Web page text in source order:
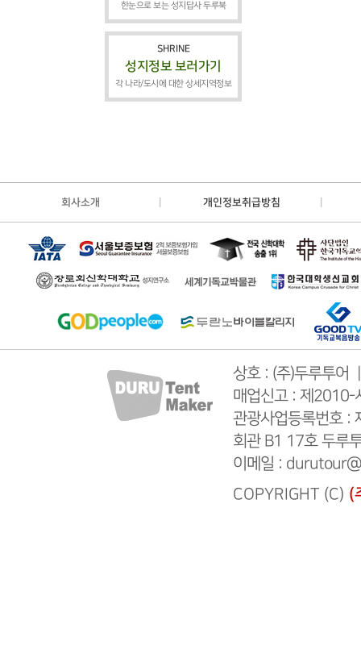
한눈으로 보는 성지답사 두루북
SHRINE
성지정보 보러가기
각 나라/도시에 대한 상세지역정보
회사소개 개인정보취급방침
상호 : (주)두루투
매업신고 : 제2010-
관광사업등록번호
회관 B1 17호 두
이메일 :
COPYRIGHT (C) (